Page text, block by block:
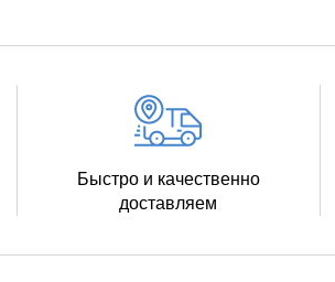
Быстро и качественно
доставляем